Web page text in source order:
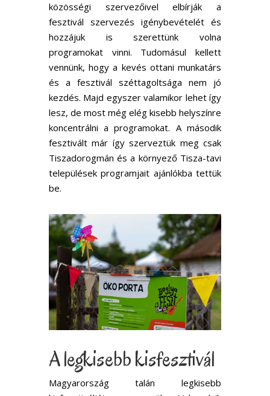
közösségi szervezőivel elbírják a
fesztivál szervezés igénybevételét és
hozzájuk is szerettünk volna
programokat vinni. Tudomásul kellett
vennünk, hogy a kevés ottani munkatárs
és a fesztivál széttagoltsága nem jó
kezdés. Majd egyszer valamikor lehet így
lesz, de most még elég kisebb helyszínre
koncentrálni a programokat. A második
fesztivált már így szerveztük meg csak
Tiszadorogmán és a környező Tisza-tavi
települések programjait ajánlókba tettük
be.
A legkisebb kisfesztivál
Magyarország talán legkisebb